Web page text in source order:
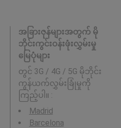
အခြားဇုန်များအတွက် မို
ဘိုင်းကွင်းဝန်းဖုံးလွှမ်းမှု
မြေပုံများ
တွင် 3G / 4G / 5G မိုဘိုင်း
ကွန်ယက်လွှမ်းခြုံမှုကို
ကြည့်ပါ။ :
Madrid
Barcelona